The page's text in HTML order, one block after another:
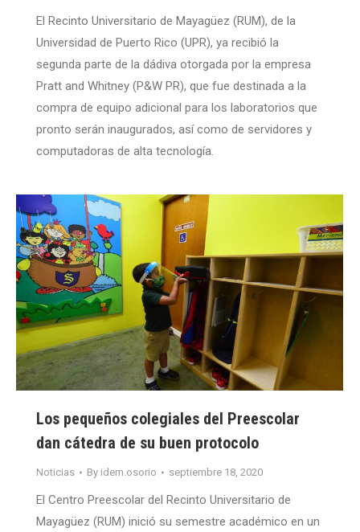
El Recinto Universitario de Mayagüez (RUM), de la
Universidad de Puerto Rico (UPR), ya recibió la
segunda parte de la dádiva otorgada por la empresa
Pratt and Whitney (P&W PR), que fue destinada a la
compra de equipo adicional para los laboratorios que
pronto serán inaugurados, así como de servidores y
computadoras de alta tecnología.
Los pequeños colegiales del Preescolar
dan cátedra de su buen protocolo
Noticias By idem.osorio septiembre 18, 2020
El Centro Preescolar del Recinto Universitario de
Mayagüez (RUM) inició su semestre académico en un